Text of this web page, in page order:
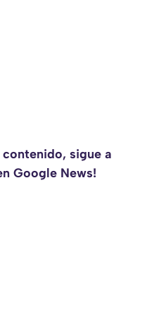
sigue a
Google News!